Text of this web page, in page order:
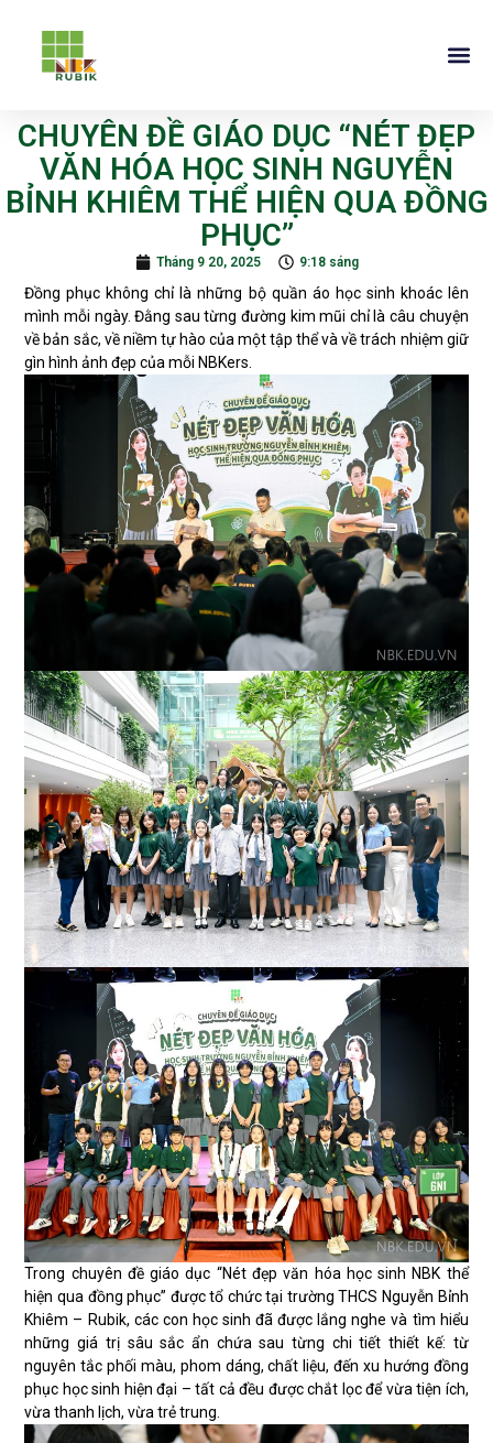
CHUYÊN ĐỀ GIÁO DỤC “NÉT ĐẸP
VĂN HÓA HỌC SINH NGUYỄN
BỈNH KHIÊM THỂ HIỆN QUA ĐỒNG
PHỤC”
Tháng 9 20, 2025 9:18 sáng
Đồng phục không chỉ là những bộ quần áo học sinh khoác lên
mình mỗi ngày. Đằng sau từng đường kim mũi chỉ là câu chuyện
về bản sắc, về niềm tự hào của một tập thể và về trách nhiệm giữ
gìn hình ảnh đẹp của mỗi NBKers.
Trong chuyên đề giáo dục “Nét đẹp văn hóa học sinh NBK thể
hiện qua đồng phục” được tổ chức tại trường THCS Nguyễn Bỉnh
Khiêm – Rubik, các con học sinh đã được lắng nghe và tìm hiểu
những giá trị sâu sắc ẩn chứa sau từng chi tiết thiết kế: từ
nguyên tắc phối màu, phom dáng, chất liệu, đến xu hướng đồng
phục học sinh hiện đại – tất cả đều được chắt lọc để vừa tiện ích,
vừa thanh lịch, vừa trẻ trung.